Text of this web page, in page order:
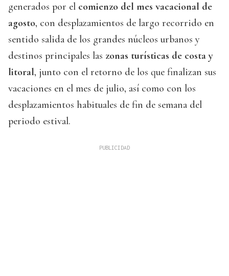
generados por el comienzo del mes vacacional de
agosto, con desplazamientos de largo recorrido en
sentido salida de los grandes núcleos urbanos y
destinos principales las zonas turísticas de costa y
litoral, junto con el retorno de los que finalizan sus
vacaciones en el mes de julio, así como con los
desplazamientos habituales de fin de semana del
periodo estival.